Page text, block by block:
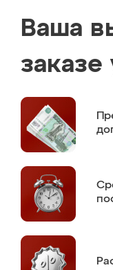
Ваша
заказе